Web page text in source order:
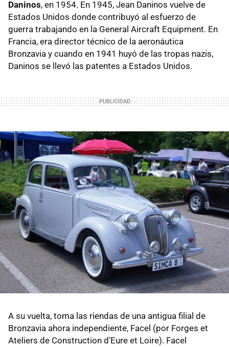
Daninos, en 1954. En 1945, Jean Daninos vuelve de
Estados Unidos donde contribuyó al esfuerzo de
guerra trabajando en la General Aircraft Equipment. En
Francia, era director técnico de la aeronáutica
Bronzavia y cuando en 1941 huyó de las tropas nazis,
Daninos se llevó las patentes a Estados Unidos.
A su vuelta, toma las riendas de una antigua filial de
Bronzavia ahora independiente, Facel (por Forges et
Ateliers de Construction d’Eure et Loire). Facel